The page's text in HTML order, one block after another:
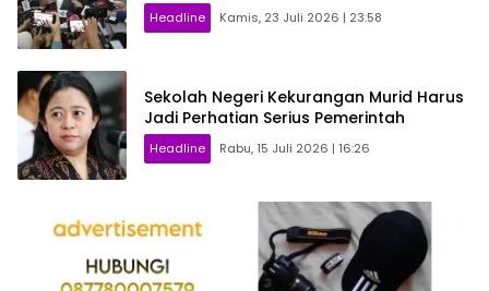
Headline Kamis, 23 Juli 2026 | 23:58
Sekolah Negeri Kekurangan Murid Harus
Jadi Perhatian Serius Pemerintah
Headline Rabu, 15 Juli 2026 | 16:26